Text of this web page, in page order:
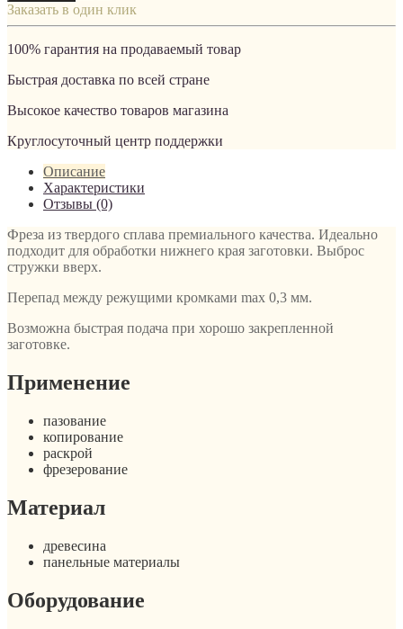
Заказать в один клик
100% гарантия на продаваемый товар
Быстрая доставка по всей стране
Высокое качество товаров магазина
Круглосуточный центр поддержки
Описание
Характеристики
Отзывы (0)
Фреза из твердого сплава премиального качества. Идеально
подходит для обработки нижнего края заготовки. Выброс
стружки вверх.
Перепад между режущими кромками max 0,3 мм.
Возможна быстрая подача при хорошо закрепленной
заготовке.
Применение
пазование
копирование
раскрой
фрезерование
Материал
древесина
панельные материалы
Оборудование